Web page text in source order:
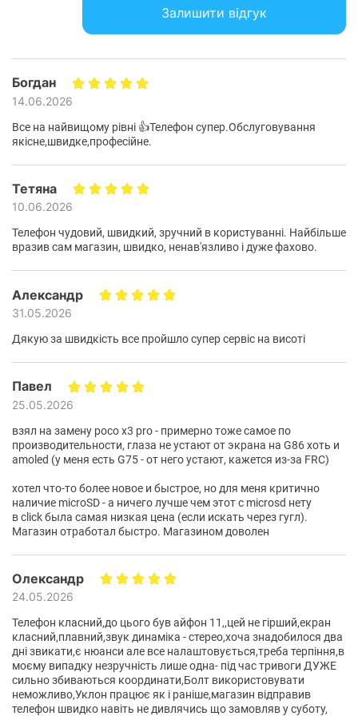
перемикання між додатками із частотою
оновлення екрана 120 Гц забезпечує
Насолоджуйся глибшим, багатовимірним
й чіткіше звучання під час перегляду трансляцій і
фільмів та прослуховування музики – більше
Заряджайся швидше
Батарея із ємністю 5200 мА/год забезпечує до 41
години використання – ідеально для перегляду
трансляцій, ігор та інших розваг. Заряджайся зі
швидкістю світла. Заряджай смартфон на години
користування всього за кілька хвилин завдяки
заряджанню TurboPower 30.
Залишити відгук
Богдан
14.06.2026
Все на найвищому рівні 👍Телефон супер.Обслуговування
якісне,швидке,професійне.
Тетяна
10.06.2026
Телефон чудовий, швидкий, зручний в користуванні. Найбільше
вразив сам магазин, швидко, ненав'язливо і дуже фахово.
Александр
31.05.2026
Дякую за швидкість все пройшло супер сервіс на висоті
Павел
25.05.2026
взял на замену poco x3 pro - примерно тоже самое по
производительности, глаза не устают от экрана на G86 хоть и
amoled (у меня есть G75 - от него устают, кажется из-за FRC)
хотел что-то более новое и быстрое, но для меня критично
наличие microSD - а ничего лучше чем этот с microsd нету
в click была самая низкая цена (если искать через гугл).
Магазин отработал быстро. Магазином доволен
Олександр
24.05.2026
Телефон класний,до цього був айфон 11,,цей не гірший,екран
класний,плавний,звук динаміка - стерео,хоча знадобилося два
дні звикати,є нюанси але все налаштовується,треба терпіння,в
моєму випадку незручність лише одна- під час тривоги ДУЖЕ
сильно збиваються координати,Болт використовувати
неможливо,Уклон працює як і раніше,магазин відправив
телефон швидко навіть не дивлячись що замовляв у суботу,